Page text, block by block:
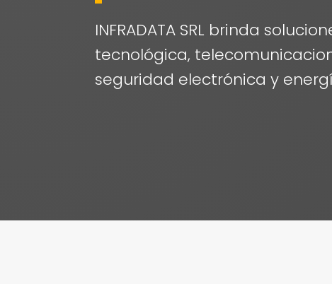
INFRADATA SRL brinda
tecnológica,
seguridad electrónica y